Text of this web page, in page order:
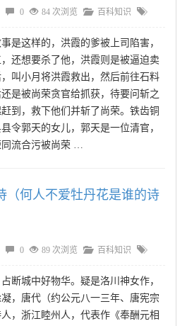
0 84 次浏览 百科知识
是这样的，洪霞的爹被上司陷害，
还想要杀了他，洪霞则是被逼迫卖
叫小月将洪霞救出，然后前往石料
是被尚荣贪官给抓获，待要问斩之
到，救下他们并斩了尚荣。铁齿铜
令郭天的女儿，郭天是一位清官，
同流合污被尚荣 …
（何人不爱牡丹花是谁的诗
0 89 次浏览 百科知识
断城中好物华。疑是洛川神女作，
，唐代（约公元八一三年、唐宪宗
，浙江睦州人，代表作《奉酬元相